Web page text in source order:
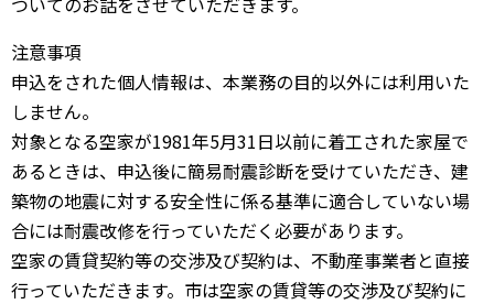
注意事項
申込をされた個人情報は、本業務の目的以外には利用いた
しません。
対象となる空家が1981年5月31日以前に着工された家屋で
あるときは、申込後に簡易耐震診断を受けていただき、建
築物の地震に対する安全性に係る基準に適合していない場
合には耐震改修を行っていただく必要があります。
空家の賃貸契約等の交渉及び契約は、不動産事業者と直接
行っていただきます。市は空家の賃貸等の交渉及び契約に